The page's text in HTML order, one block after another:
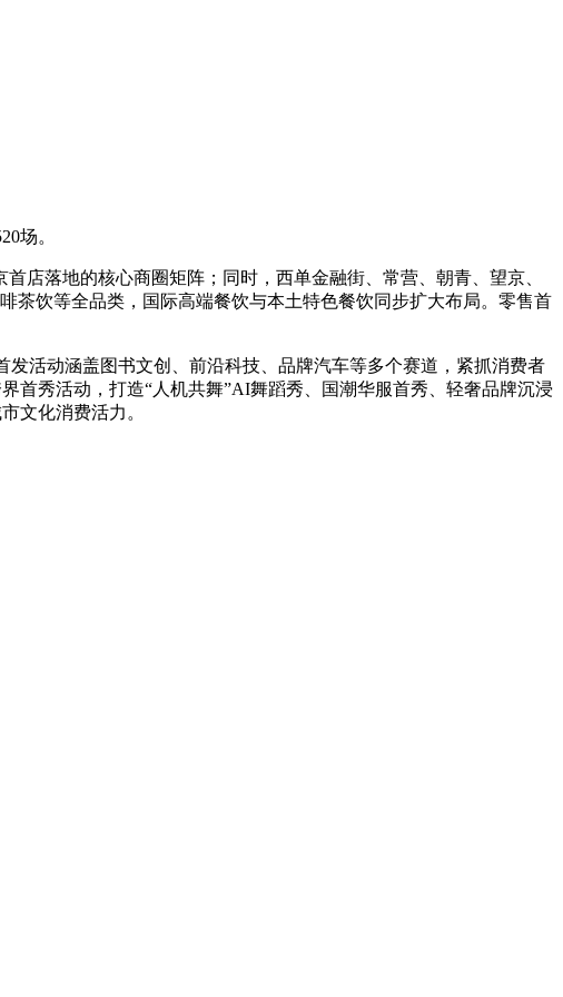
场。
店落地的核心商圈矩阵；同时，西单金融街、常营、朝青、望京、
茶饮等全品类，国际高端餐饮与本土特色餐饮同步扩大布局。零售首
活动涵盖图书文创、前沿科技、品牌汽车等多个赛道，紧抓消费者
首秀活动，打造“人机共舞”AI舞蹈秀、国潮华服首秀、轻奢品牌沉浸
文化消费活力。